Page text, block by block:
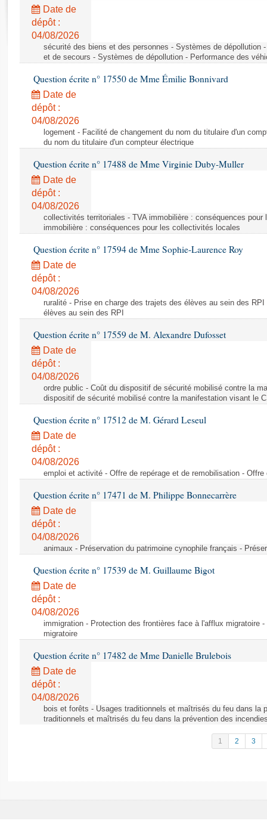
Rapports législatifs
Rapports sur l'application des lois
Baromètre de l’application des lois
Dossiers législatifs
Budget et sécurité sociale
Questions écrites et orales
Comptes rendus des débats
Date de
dépôt :
04/08/2026
sécurité des biens et des personnes - Systèmes de dépollution
et de secours - Systèmes de dépollution - Performance des
Question écrite n° 17550 de Mme Émilie Bonnivard
Date de
dépôt :
04/08/2026
logement - Facilité de changement du nom du titulaire d'un
du nom du titulaire d'un compteur électrique
Question écrite n° 17488 de Mme Virginie Duby-Muller
Date de
dépôt :
04/08/2026
collectivités territoriales - TVA immobilière : conséquences
immobilière : conséquences pour les collectivités locales
Question écrite n° 17594 de Mme Sophie-Laurence Roy
Date de
dépôt :
04/08/2026
ruralité - Prise en charge des trajets des élèves au sein des
élèves au sein des RPI
Question écrite n° 17559 de M. Alexandre Dufosset
Date de
dépôt :
04/08/2026
ordre public - Coût du dispositif de sécurité mobilisé contre la
dispositif de sécurité mobilisé contre la manifestation visant le
Question écrite n° 17512 de M. Gérard Leseul
Date de
dépôt :
04/08/2026
emploi et activité - Offre de repérage et de remobilisation -
Question écrite n° 17471 de M. Philippe Bonnecarrère
Date de
dépôt :
04/08/2026
animaux - Préservation du patrimoine cynophile français -
Question écrite n° 17539 de M. Guillaume Bigot
Date de
dépôt :
04/08/2026
immigration - Protection des frontières face à l'afflux migratoire
migratoire
Question écrite n° 17482 de Mme Danielle Brulebois
Date de
dépôt :
04/08/2026
bois et forêts - Usages traditionnels et maîtrisés du feu dans la
traditionnels et maîtrisés du feu dans la prévention des
1 2 3